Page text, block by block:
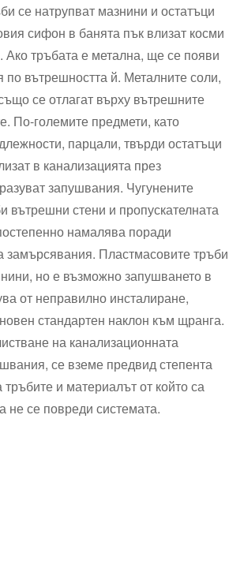
се натрупват мазнини и остатъци
сифон в банята пък влизат косми
Ако тръбата е метална, ще се появи
по вътрешността й. Металните соли,
се отлагат върху вътрешните
По-големите предмети, като
парцали, твърди остатъци
в канализацията през
запушвания. Чугунените
вътрешни стени и пропускателната
намалява поради
замърсявания. Пластмасовите тръби
но е възможно запушването в
от неправилно инсталиране,
стандартен наклон към щранга.
на канализационната
се вземе предвид степента
и материалът от който са
не се повреди системата.